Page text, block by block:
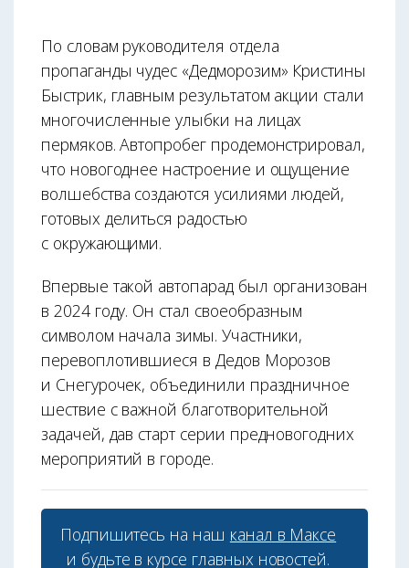
По словам руководителя отдела
пропаганды чудес «Дедморозим» Кристины
Быстрик, главным результатом акции стали
многочисленные улыбки на лицах
пермяков. Автопробег продемонстрировал,
что новогоднее настроение и ощущение
волшебства создаются усилиями людей,
готовых делиться радостью
с окружающими.
Впервые такой автопарад был организован
в 2024 году. Он стал своеобразным
символом начала зимы. Участники,
перевоплотившиеся в Дедов Морозов
и Снегурочек, объединили праздничное
шествие с важной благотворительной
задачей, дав старт серии предновогодних
мероприятий в городе.
Подпишитесь на наш канал в Максе
и будьте в курсе главных новостей.